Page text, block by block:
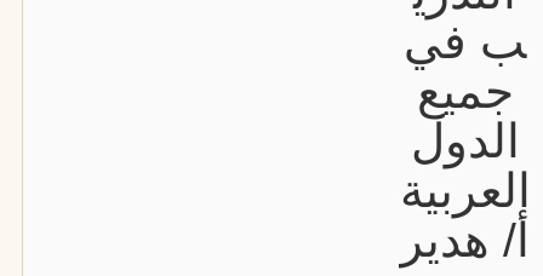
ب في
جميع
الدول
العربية
أ/ هدير